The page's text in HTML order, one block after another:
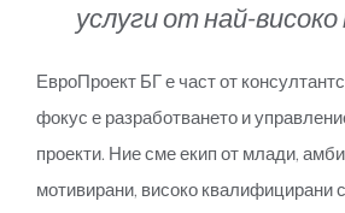
услуги от най-
ЕвроПроект БГ е част от
фокус е разработването и
проекти. Ние сме екип от млади,
мотивирани, високо квалифицирани